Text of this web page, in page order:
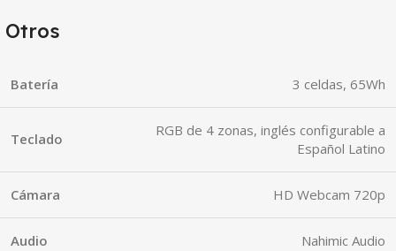
Otros
Batería 3 celdas, 65Wh
Teclado
RGB de 4 zonas, inglés configurable a
Español Latino
Cámara HD Webcam 720p
Audio Nahimic Audio